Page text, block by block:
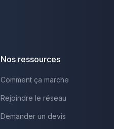
Nos ressources
Comment ça marche
Rejoindre le réseau
Demander un devis